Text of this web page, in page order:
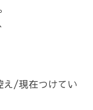
え/現在つけてい